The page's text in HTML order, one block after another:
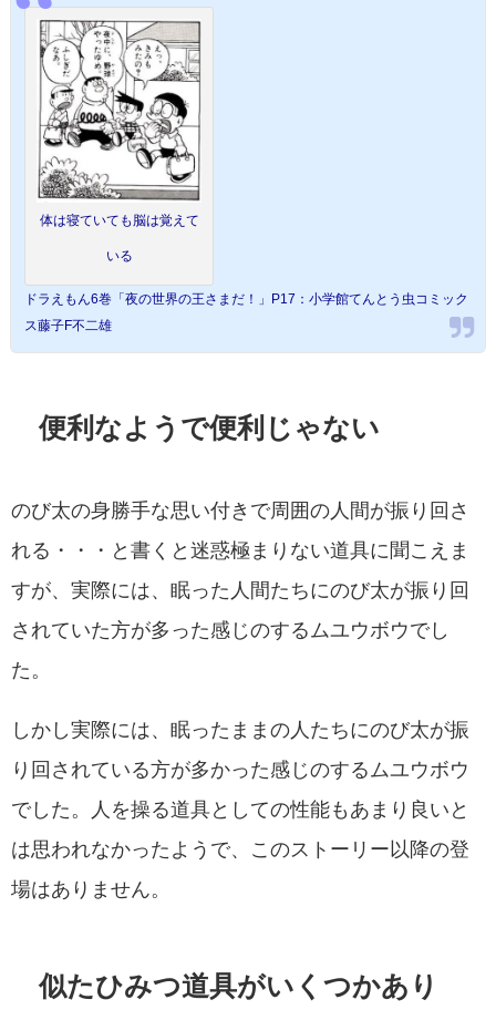
体は寝ていても脳は覚えて
いる
ドラえもん6巻「夜の世界の王さまだ！」P17：小学館てんとう虫コミック
ス藤子F不二雄
便利なようで便利じゃない
のび太の身勝手な思い付きで周囲の人間が振り回さ
れる・・・と書くと迷惑極まりない道具に聞こえま
すが、実際には、眠った人間たちにのび太が振り回
されていた方が多った感じのするムユウボウでし
た。
しかし実際には、眠ったままの人たちにのび太が振
り回されている方が多かった感じのするムユウボウ
でした。人を操る道具としての性能もあまり良いと
は思われなかったようで、このストーリー以降の登
場はありません。
似たひみつ道具がいくつかあり